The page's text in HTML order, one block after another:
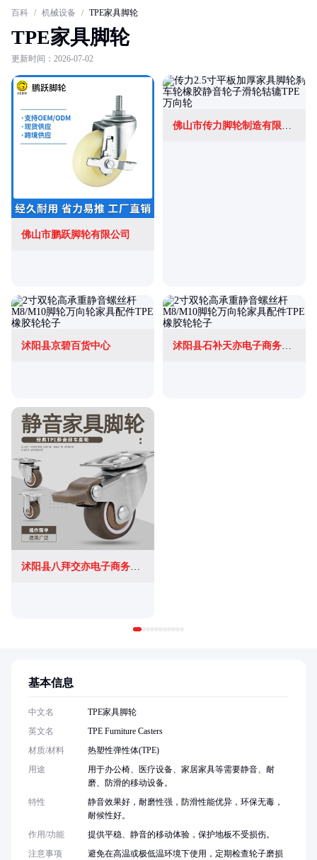
百科 / 机械设备 / TPE家具脚轮
TPE家具脚轮
更新时间：2026-07-02
佛山市鹏跃脚轮有限公司
佛山市传力脚轮制造有限公司
沭阳县京碧百货中心 沭阳县石补天亦电子商务有限公司
基本信息
中文名
TPE家具脚轮
英文名
TPE Furniture Casters
材质/材料
热塑性弹性体(TPE)
用途
用于办公椅、医疗设备、家居家具等需要静音、耐
磨、防滑的移动设备。
特性
静音效果好，耐磨性强，防滑性能优异，环保无毒，
耐候性好。
作用/功能
提供平稳、静音的移动体验，保护地板不受损伤。
注意事项
避免在高温或极低温环境下使用，定期检查轮子磨损